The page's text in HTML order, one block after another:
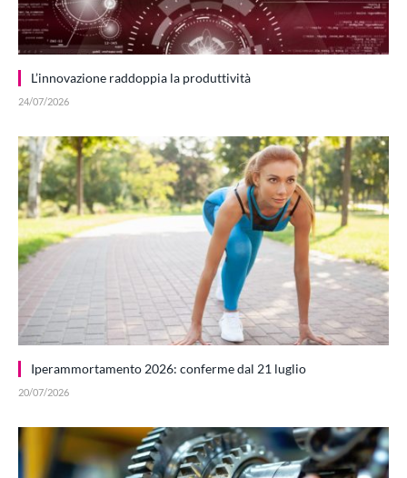
L’innovazione raddoppia la produttività
24/07/2026
Iperammortamento 2026: conferme dal 21 luglio
20/07/2026